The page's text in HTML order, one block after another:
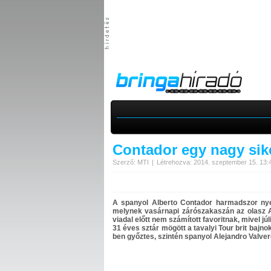
Contador egy nagy
Szerző: MTI Létrehozva: 2014. szeptember 15.
A spanyol Alberto Contador harmadszor
melynek vasárnapi zárószakaszán az olasz
viadal előtt nem számított favoritnak, mivel
31 éves sztár mögött a tavalyi Tour brit
ben győztes, szintén spanyol Alejandro